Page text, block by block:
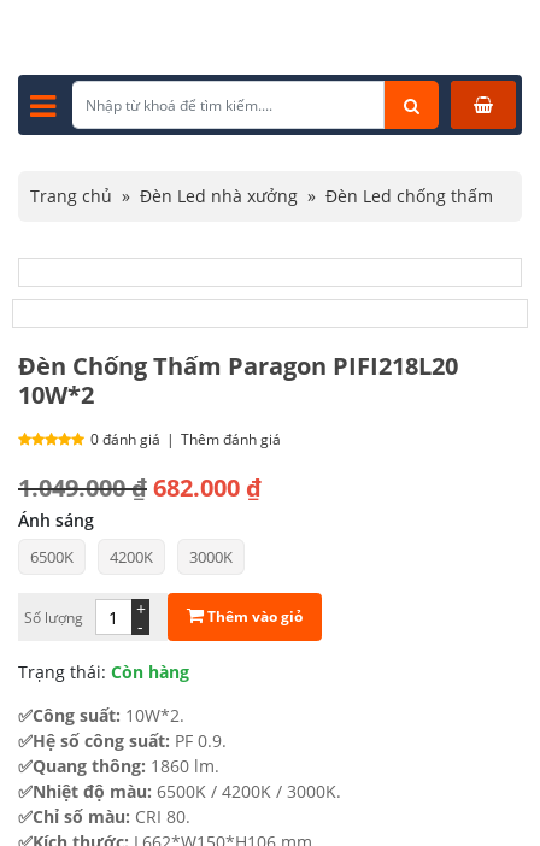
Trang chủ » Đèn Led nhà xưởng » Đèn Led chống thấm
Đèn Chống Thấm Paragon PIFI218L20
10W*2
0 đánh giá | Thêm đánh giá
1.049.000₫
Giá
gốc
là:
1.049.000 ₫.
682.000 ₫
Giá
hiện
tại
682.000 ₫.
Ánh sáng
6500K 4200K 3000K
Số lượng -
+ Thêm vào giỏ
Trạng thái: Còn hàng
✅Công suất: 10W*2.
✅Hệ số công suất: PF 0.9.
✅Quang thông: 1860 lm.
✅Nhiệt độ màu: 6500K / 4200K / 3000K.
✅Chỉ số màu: CRI 80.